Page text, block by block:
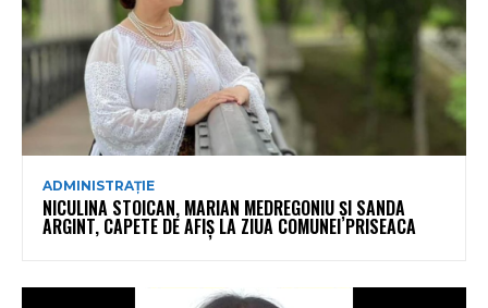
ADMINISTRAȚIE
NICULINA STOICAN, MARIAN MEDREGONIU ȘI SANDA
ARGINT, CAPETE DE AFIȘ LA ZIUA COMUNEI PRISEACA